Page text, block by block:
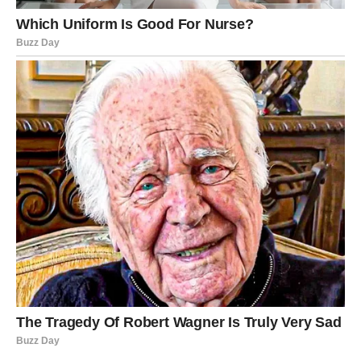
zdravlje, sok od limuna služi kao temeljna komponenta. Bogat
vitaminom C, limun ima značajnu ulogu u jačanju imunološkog
sustava.
Limunov sok služi kao učinkovit lijek protiv prehlade i gripe.
Osim toga, pruža poticaj energije, što ga čini izvrsnim izborom
za početak dana. Nadalje, pomaže u hidrataciji i podržava
kontrolu težine. Visokokvalitetni med nudi brojne prednosti,
uključujući zaštitu stanica od oštećenja i smanjenje upale.
Njegova antibakterijska i protuupalna svojstva čine ga
neophodnim u borbi protiv sezonskih i raznih drugih bolesti.
Med služi kao bitna komponenta za optimalan rad
imunološkog sustava i djeluje kao trenutni lijek za upalu grla. U
kulinarstvu, kozmetici i prirodnoj medicini, med je zaista
neizostavan.